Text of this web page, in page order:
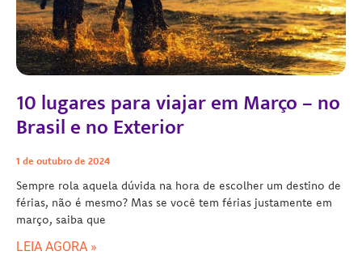
10 lugares para viajar em Março – no
Brasil e no Exterior
1 de outubro de 2024
Sempre rola aquela dúvida na hora de escolher um destino de
férias, não é mesmo? Mas se você tem férias justamente em
março, saiba que
LEIA AGORA »